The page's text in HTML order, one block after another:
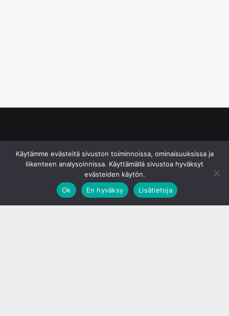
Käytämme evästeitä sivuston toiminnoissa, ominaisuuksissa ja
liikenteen analysoinnissa. Käyttämällä sivustoa hyväksyt
evästeiden käytön.
Ok
En hyväksy Lisätietoja